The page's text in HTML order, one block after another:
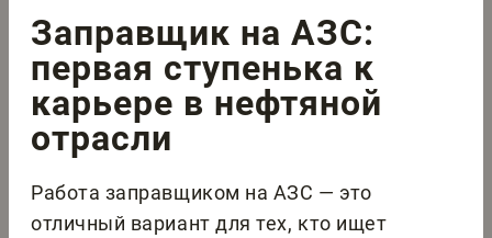
Заправщик на АЗС:
первая ступенька к
карьере в нефтяной
отрасли
Работа заправщиком на АЗС — это
отличный вариант для тех, кто ищет